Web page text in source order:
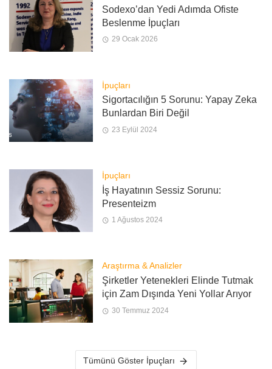
Sodexo’dan Yedi Adımda Ofiste
Beslenme İpuçları
29 Ocak 2026
İpuçları
Sigortacılığın 5 Sorunu: Yapay Zeka
Bunlardan Biri Değil
23 Eylül 2024
İpuçları
İş Hayatının Sessiz Sorunu:
Presenteizm
1 Ağustos 2024
Araştırma & Analizler
Şirketler Yetenekleri Elinde Tutmak
için Zam Dışında Yeni Yollar Arıyor
30 Temmuz 2024
Tümünü Göster İpuçları